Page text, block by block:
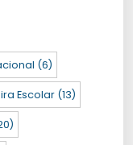
(6)
Escolar (13)